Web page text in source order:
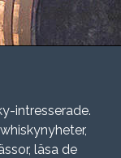
intresserade.
läsa de